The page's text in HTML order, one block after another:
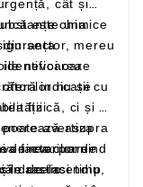
cât și
chimice
indicații cu
de incendiu,
nu se
drastic